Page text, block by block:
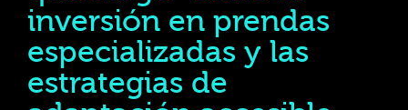
inversión en prendas
especializadas y las
estrategias de